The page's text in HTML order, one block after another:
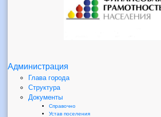
Администрация
Глава города
Структура
Документы
Справочно
Устав поселения